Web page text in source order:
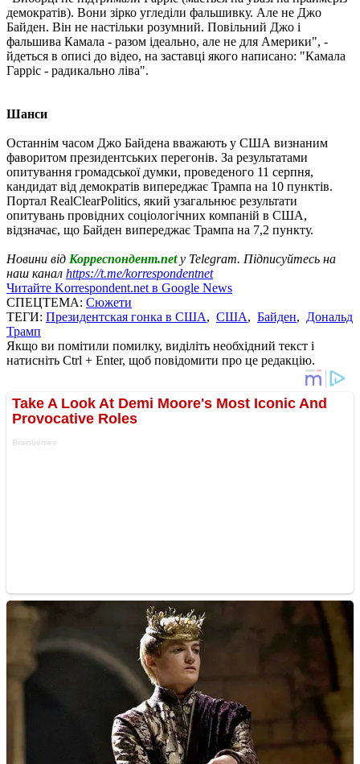
демократів). Вони зірко угледіли фальшивку. Але не Джо
Байден. Він не настільки розумний. Повільний Джо і
фальшива Камала - разом ідеально, але не для Америки", -
йдеться в описі до відео, на заставці якого написано: "Камала
Гарріс - радикально ліва".
Шанси
Останнім часом Джо Байдена вважають у США визнаним
фаворитом президентських перегонів. За результатами
опитування громадської думки, проведеного 11 серпня,
кандидат від демократів випереджає Трампа на 10 пунктів.
Портал RealClearPolitics, який узагальнює результати
опитувань провідних соціологічних компаній в США,
відзначає, що Байден випереджає Трампа на 7,2 пункту.
Новини від Корреспондент.netу Telegram. Підписуйтесь на
наш канал https://t.me/korrespondentnet
Читайте Korrespondent.net в Google News
СПЕЦТЕМА: Сюжети
ТЕГИ: Президентская гонка в США, США, Байден, Дональд
Трамп
Якщо ви помітили помилку, виділіть необхідний текст і
натисніть Ctrl + Enter, щоб повідомити про це редакцію.